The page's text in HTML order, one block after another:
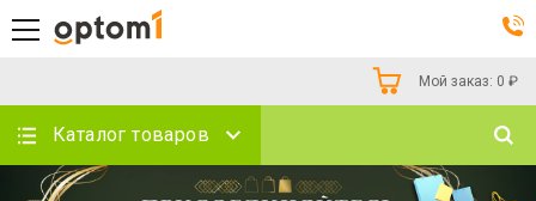
Мой заказ: 0 ₽
Каталог товаров